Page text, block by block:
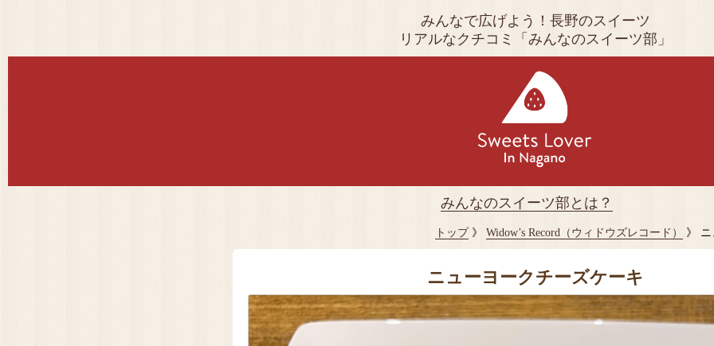
みんなで広げよう！長野のスイーツ
リアルなクチコミ「みんなのスイーツ部」
みんなのスイーツ部とは？
トップ》 Widow’s Record（ウィドウズレコード） 》
ニューヨークチーズケーキ